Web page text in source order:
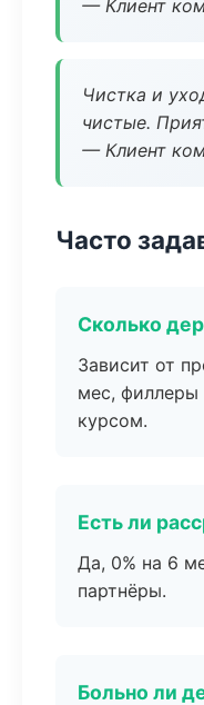
— Клиент
Чистка и
чистые.
— Клиент
Часто
Сколько
Зависит от
мес,
курсом.
Есть ли
Да, 0% на 6
партнёры.
Больно ли